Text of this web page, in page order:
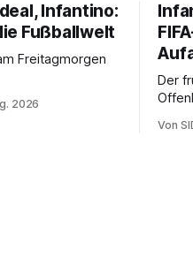
Infantino:
Fußballwelt
Freitagmorgen
2026
Der
Von